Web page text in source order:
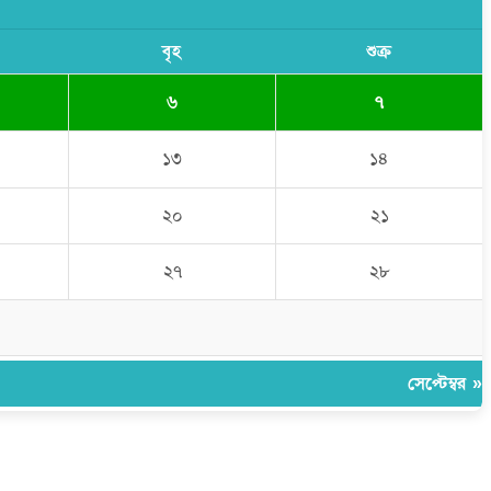
বৃহ শুক্র
৬ ৭
১৩ ১৪
২০ ২১
২৭ ২৮
সেপ্টেম্বর »